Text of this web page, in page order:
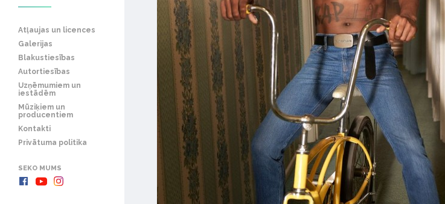
Atļaujas un licences
Galerijas
Blakustiesības
Autortiesības
Uzņēmumiem un
iestādēm
Mūziķiem un
producentiem
Kontakti
Privātuma politika
SEKO MUMS